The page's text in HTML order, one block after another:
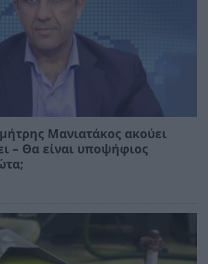
Μανιατάκος ακούει
– Θα είναι υποψήφιος